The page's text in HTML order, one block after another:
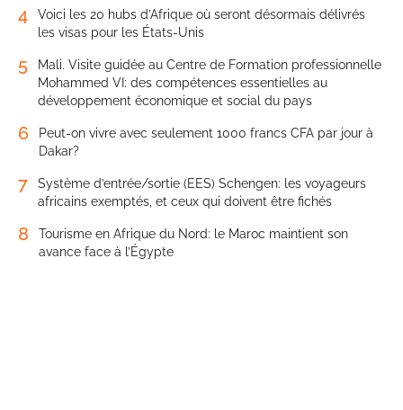
4
Voici les 20 hubs d’Afrique où seront désormais délivrés
les visas pour les États-Unis
5
Mali. Visite guidée au Centre de Formation professionnelle
Mohammed VI: des compétences essentielles au
développement économique et social du pays
6
Peut-on vivre avec seulement 1000 francs CFA par jour à
Dakar?
7
Système d’entrée/sortie (EES) Schengen: les voyageurs
africains exemptés, et ceux qui doivent être fichés
8
Tourisme en Afrique du Nord: le Maroc maintient son
avance face à l’Égypte